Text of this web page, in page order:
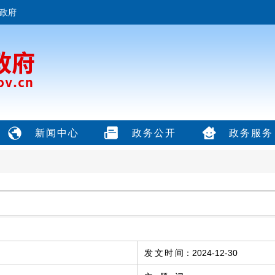
府
新闻中心 政务公开 政务服务
发文时间 ： 2024-12-30